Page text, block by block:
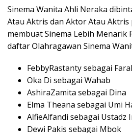
Sinema Wanita Ahli Neraka
Atau Aktris dan Aktor Atau Aktris
membuat Sinema Lebih Menarik
daftar Olahragawan Sinema
FebbyRastanty sebagai
Oka Di sebagai Wahab
AshiraZamita sebagai Dina
Elma Theana sebagai Umi
AlfieAlfandi sebagai Ustadz
Dewi Pakis sebagai Mbok